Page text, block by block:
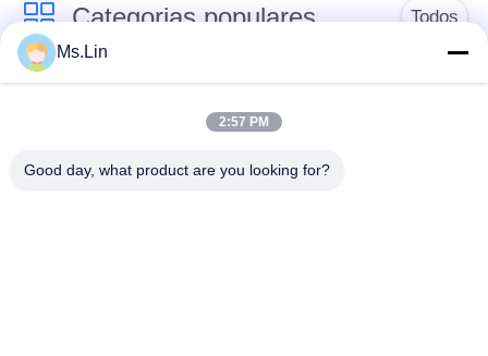
Categorias populares Todos
papel de embalagem
rolo marrom do papel
de embalagem
placa do forro de
Papel revestido do
Ms.Lin
2:57 PM
Good day, what product are you looking for?